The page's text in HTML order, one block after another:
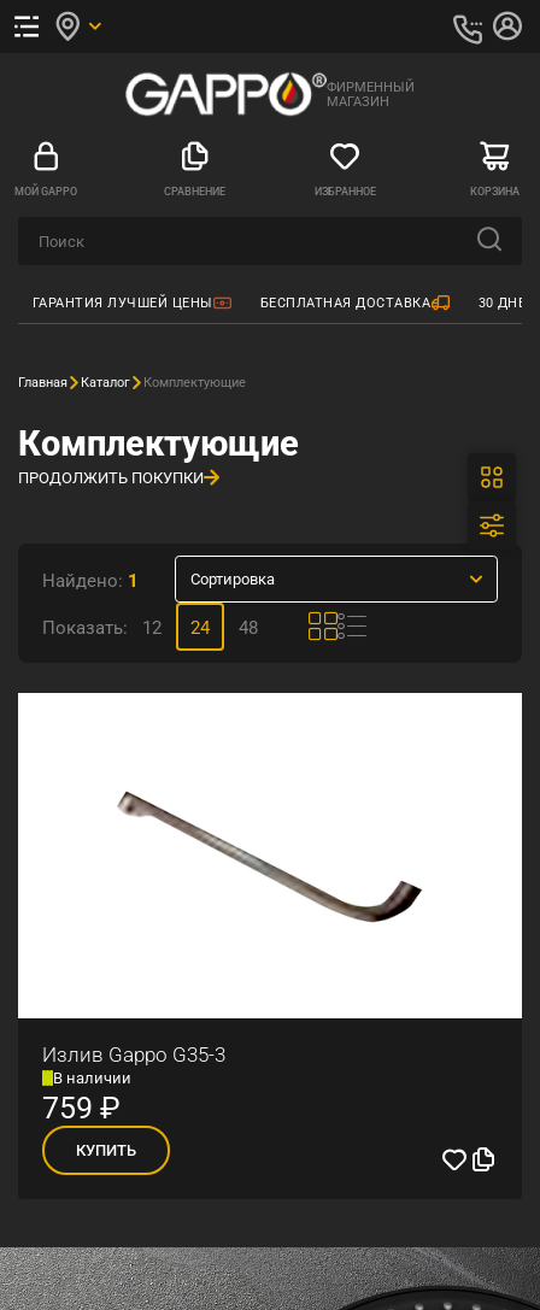
ФИРМЕННЫЙ
МАГАЗИН
МОЙ GAPPO СРАВНЕНИЕ ИЗБРАННОЕ КОРЗИНА
ГАРАНТИЯ ЛУЧШЕЙ ЦЕНЫ БЕСПЛАТНАЯ ДОСТАВКА 30
Главная Каталог Комплектующие
Комплектующие
ПРОДОЛЖИТЬ ПОКУПКИ
Найдено: 1 Сортировка
Показать: 12 24 48
Излив Gappo G35-3
В наличии
759 ₽
КУПИТЬ